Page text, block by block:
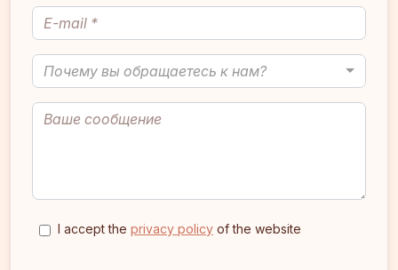
Почему вы обращаетесь к нам?
I accept the privacy policy of the website